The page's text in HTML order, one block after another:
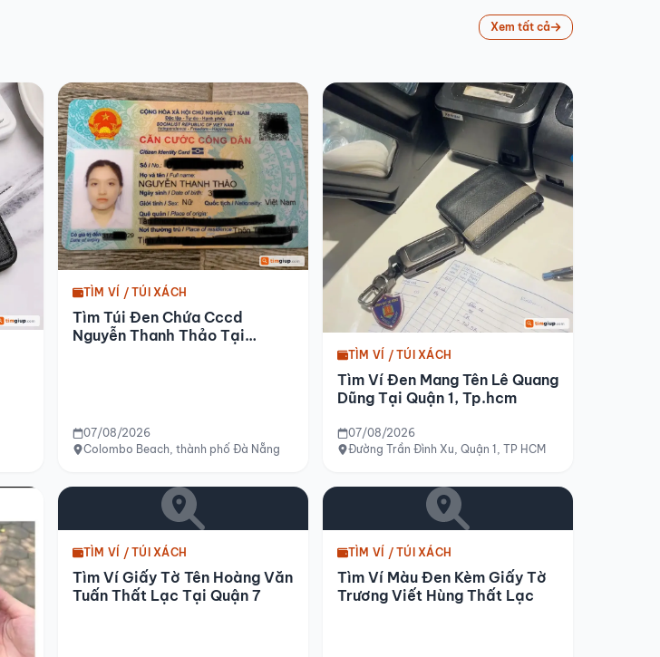
Xem tất cả
TÌM VÍ / TÚI XÁCH
Tìm Túi Đen Chứa Cccd
Nguyễn Thanh Thảo Tại
07/08/2026
Colombo Beach, thành phố Đà Nẵng
TÌM VÍ / TÚI XÁCH
Tìm Ví Đen Mang Tên Lê Quang
Dũng Tại Quận 1, Tp.hcm
07/08/2026
Đường Trần Đình Xu, Quận 1, TP HCM
TÌM VÍ / TÚI XÁCH
Tìm Ví Giấy Tờ Tên Hoàng Văn
Tuấn Thất Lạc Tại Quận 7
TÌM VÍ / TÚI XÁCH
Tìm Ví Màu Đen Kèm Giấy Tờ
Trương Viết Hùng Thất Lạc